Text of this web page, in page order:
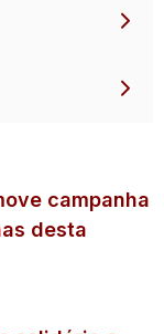
campanha
desta